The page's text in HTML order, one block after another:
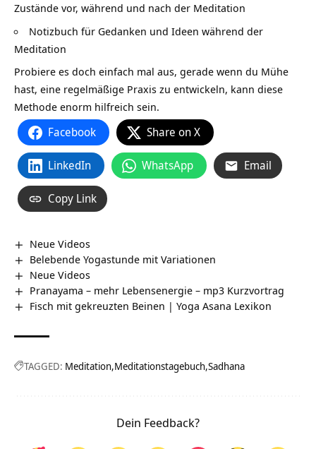
Zustände vor, während und nach der Meditation
Notizbuch für Gedanken und Ideen während der
Meditation
Probiere es doch einfach mal aus, gerade wenn du Mühe
hast, eine regelmäßige Praxis zu entwickeln, kann diese
Methode enorm hilfreich sein.
Facebook Share on X
LinkedIn WhatsApp Email
Copy Link
Neue Videos
Belebende Yogastunde mit Variationen
Neue Videos
Pranayama – mehr Lebensenergie – mp3 Kurzvortrag
Fisch mit gekreuzten Beinen | Yoga Asana Lexikon
TAGGED: Meditation Meditationstagebuch Sadhana
Dein Feedback?